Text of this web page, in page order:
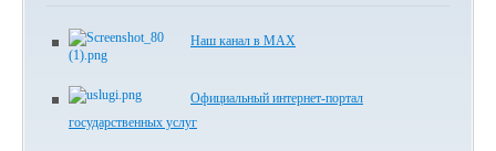
Наш канал в МАХ
Официальный интернет-портал
государственных услуг